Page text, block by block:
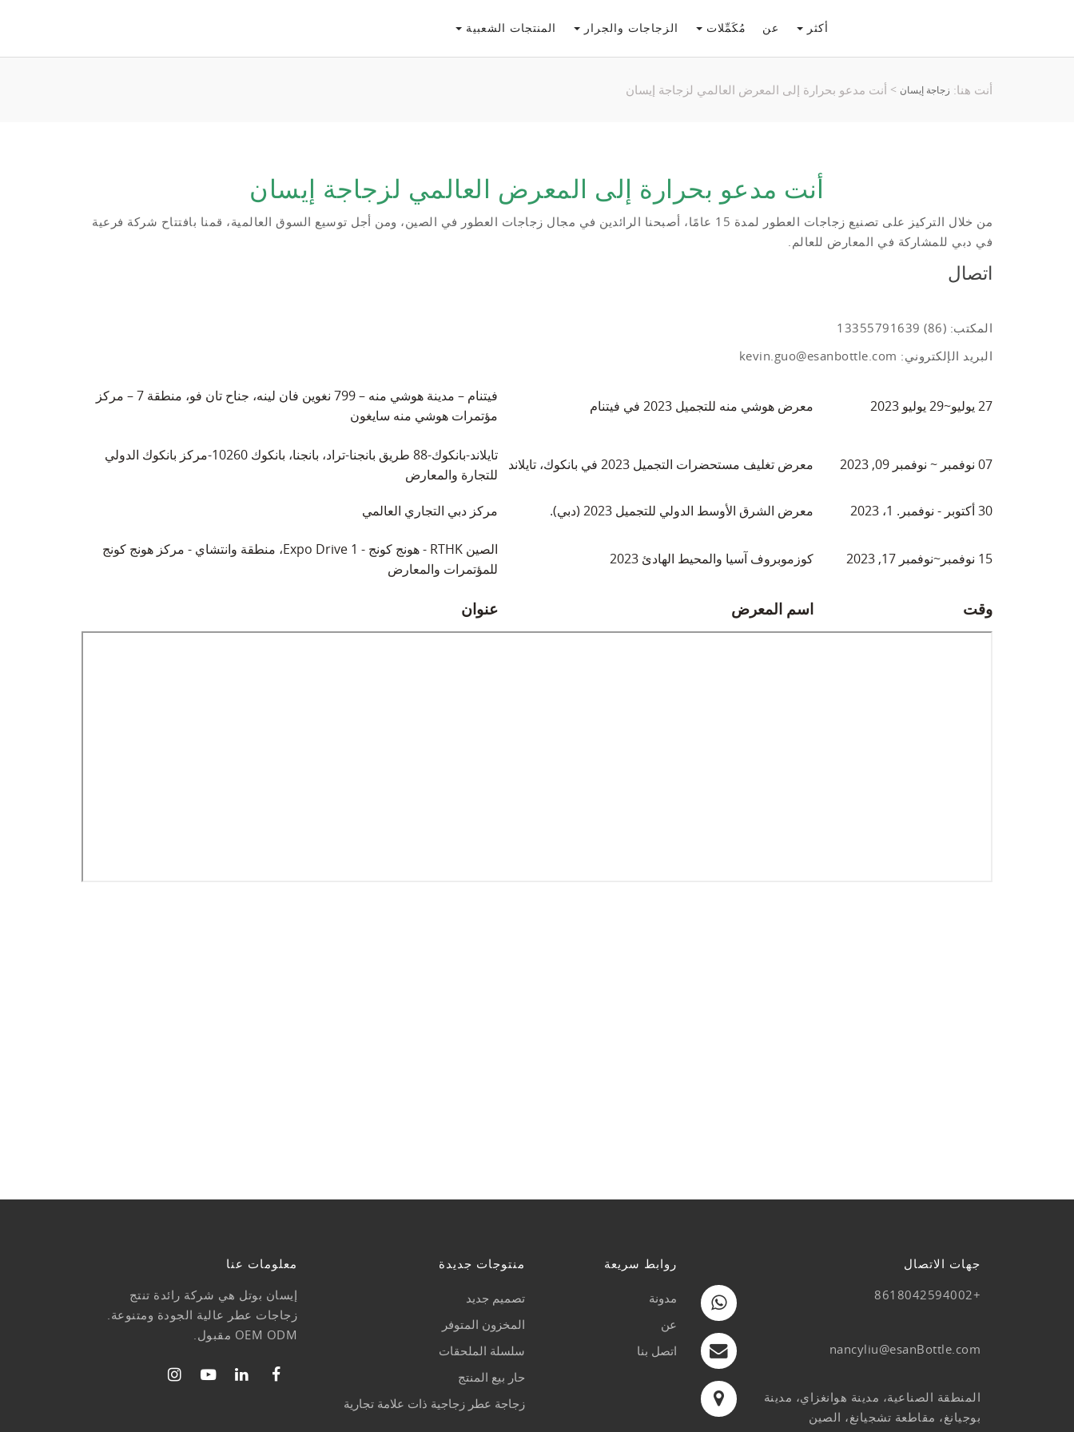
المنتجات الشعبية الزجاجات والجرار مُكَمِّلات عن أكثر
أنت هنا: زجاجة إيسان > أنت مدعو بحرارة إلى المعرض العالمي لزجاجة إيسان
أنت مدعو بحرارة إلى المعرض العالمي لزجاجة إيسان
من خلال التركيز على تصنيع زجاجات العطور لمدة 15 عامًا، أصبحنا الرائدين في مجال زجاجات العطور في الصين، ومن أجل توسيع السوق العالمية، قمنا بافتتاح شركة فرعية
في دبي للمشاركة في المعارض للعالم.
اتصال
المكتب: (86) 13355791639
البريد الإلكتروني: kevin.guo@esanbottle.com
27 يوليو~29 يوليو 2023 معرض هوشي منه للتجميل 2023 في فيتنام
فيتنام – مدينة هوشي منه – 799 نغوين فان لينه، جناح تان فو، منطقة 7 – مركز
مؤتمرات هوشي منه سايغون
07 نوفمبر ~ نوفمبر 09, 2023 معرض تغليف مستحضرات التجميل 2023 في بانكوك، تايلاند
تايلاند-بانكوك-88 طريق بانجنا-تراد، بانجنا، بانكوك 10260-مركز بانكوك الدولي
للتجارة والمعارض
30 أكتوبر - نوفمبر. 1، 2023 معرض الشرق الأوسط الدولي للتجميل 2023 (دبي). مركز دبي التجاري العالمي
15 نوفمبر~نوفمبر 17, 2023 كوزموبروف آسيا والمحيط الهادئ 2023
الصين RTHK - هونج كونج - 1 Expo Drive، منطقة وانتشاي - مركز هونج كونج
للمؤتمرات والمعارض
وقت اسم المعرض عنوان
معلومات عنا
إيسان بوتل هي شركة رائدة تنتج
زجاجات عطر عالية الجودة ومتنوعة.
OEM ODM مقبول.
منتوجات جديدة
تصميم جديد
المخزون المتوفر
سلسلة الملحقات
حار بيع المنتج
زجاجة عطر زجاجية ذات علامة تجارية
روابط سريعة
مدونة
عن
اتصل بنا
جهات الاتصال
+8618042594002
nancyliu@esanBottle.com
المنطقة الصناعية، مدينة هوانغزاي، مدينة
بوجيانغ، مقاطعة تشجيانغ، الصين